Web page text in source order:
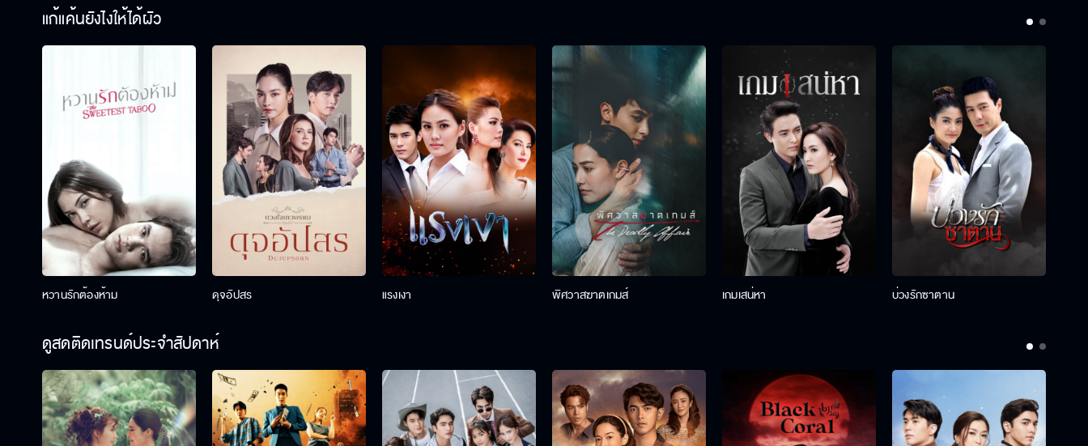
แก้แค้นยังไงให้ได้ผัว
หวานรักต้องห้าม ดุจอัปสร แรงเงา พิศวาสฆาตเกมส์ เกมเสน่หา บ่วงรักซาตาน
ดูสดติดเทรนด์ประจำสัปดาห์